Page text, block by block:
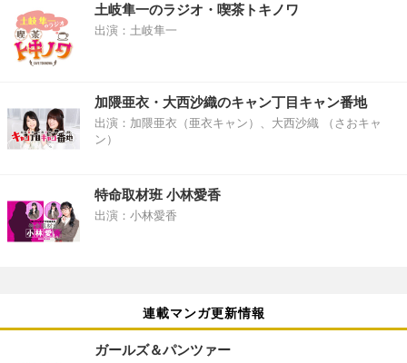
土岐隼一のラジオ・喫茶トキノワ
出演：土岐隼一
加隈亜衣・大西沙織のキャン丁目キャン番地
出演：加隈亜衣（亜衣キャン）、大西沙織 （さおキャ
ン）
特命取材班 小林愛香
出演：小林愛香
連載マンガ更新情報
ガールズ＆パンツァー